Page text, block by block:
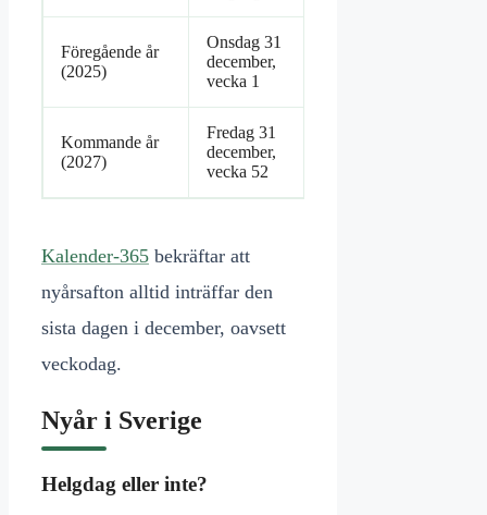
Föregående år
(2025)
Onsdag 31
december,
vecka 1
Kommande år
(2027)
Fredag 31
december,
vecka 52
Kalender-365 bekräftar att
nyårsafton alltid inträffar den
sista dagen i december, oavsett
veckodag.
Nyår i Sverige
Helgdag eller inte?